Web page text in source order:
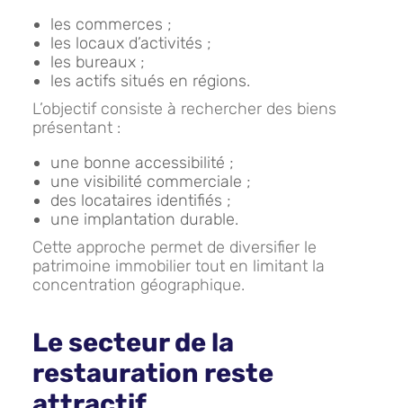
les commerces ;
les locaux d’activités ;
les bureaux ;
les actifs situés en régions.
L’objectif consiste à rechercher des biens
présentant :
une bonne accessibilité ;
une visibilité commerciale ;
des locataires identifiés ;
une implantation durable.
Cette approche permet de diversifier le
patrimoine immobilier tout en limitant la
concentration géographique.
Le secteur de la
restauration reste